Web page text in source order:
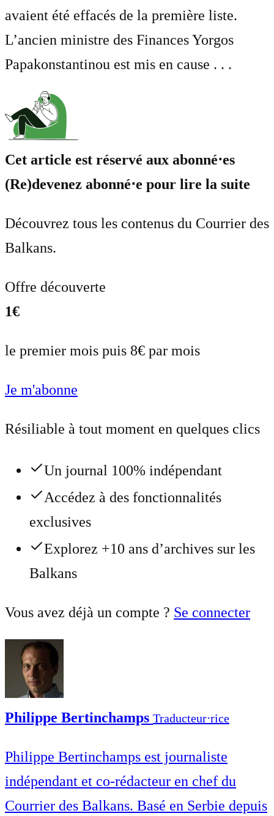
avaient été effacés de la première liste.
L’ancien ministre des Finances Yorgos
Papakonstantinou est mis en cause . . .
Cet article est réservé aux abonné⋅es
(Re)devenez abonné⋅e pour lire la suite
Découvrez tous les contenus du Courrier des
Balkans.
Offre découverte
1€
le premier mois puis 8€ par mois
Je m'abonne
Résiliable à tout moment en quelques clics
Un journal 100% indépendant
Accédez à des fonctionnalités
exclusives
Explorez +10 ans d’archives sur les
Balkans
Vous avez déjà un compte ? Se connecter
Philippe Bertinchamps Traducteur⋅rice
Philippe Bertinchamps est journaliste
indépendant et co-rédacteur en chef du
Courrier des Balkans. Basé en Serbie depuis